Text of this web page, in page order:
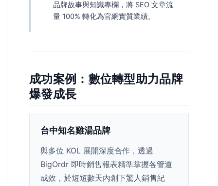
品牌故事與知識專欄，將 SEO 文章流
量 100% 轉化為官網實質業績。
成功案例：數位轉型助力品牌
爆發成長
台中知名雞湯品牌
與多位 KOL 展開深度合作，透過
BigOrdr 即時銷售報表精準掌握各管道
成效，於短短數天內創下驚人銷售紀